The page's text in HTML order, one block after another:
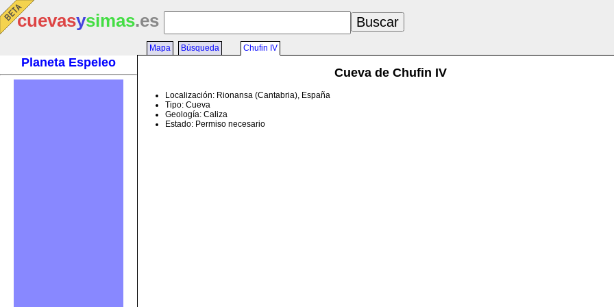
cuevasysimas.es
Planeta Espeleo
Mapa Búsqueda Chufin IV
Cueva de Chufin IV
Localización: Rionansa (Cantabria), España
Tipo: Cueva
Geología: Caliza
Estado: Permiso necesario